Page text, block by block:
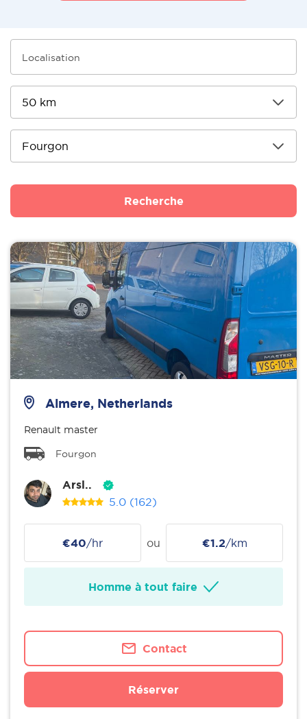
Recherche
Almere, Netherlands
Renault master
Fourgon
Arsl..
5.0 (162)
€40/hr ou €1.2/km
Homme à tout faire
Contact
Réserver